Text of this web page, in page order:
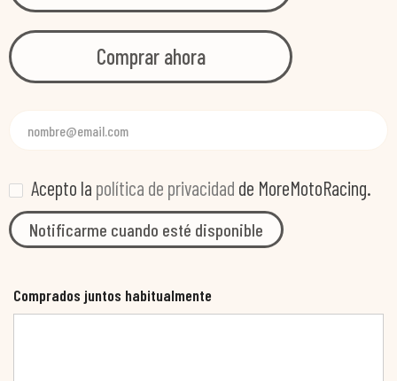
Comprar ahora
Acepto la política de privacidad de MoreMotoRacing.
Notificarme cuando esté disponible
Comprados juntos habitualmente